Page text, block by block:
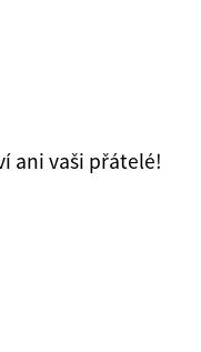
ani vaši přátelé!